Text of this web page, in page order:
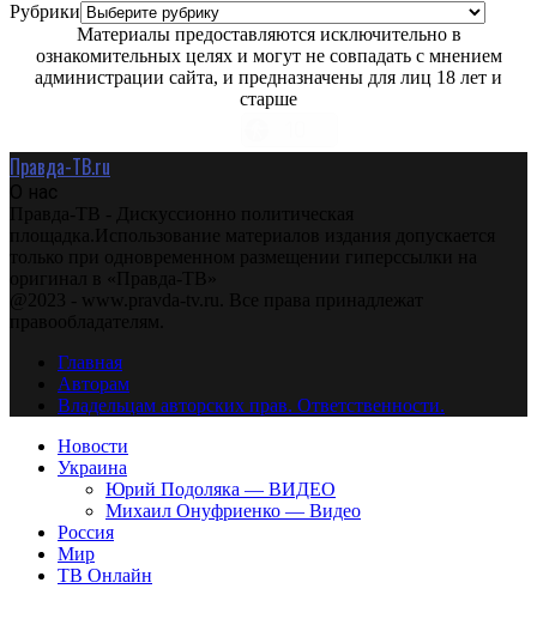
Рубрики
Материалы предоставляются исключительно в
ознакомительных целях и могут не совпадать с мнением
администрации сайта, и предназначены для лиц 18 лет и
старше
Правда-ТВ.ru
О нас
Правда-ТВ - Дискуссионно политическая
площадка.Использование материалов издания допускается
только при одновременном размещении гиперссылки на
оригинал в «Правда-ТВ»
@2023 - www.pravda-tv.ru. Все права принадлежат
правообладателям.
Главная
Авторам
Владельцам авторских прав. Ответственности.
Новости
Украина
Юрий Подоляка — ВИДЕО
Михаил Онуфриенко — Видео
Россия
Мир
ТВ Онлайн